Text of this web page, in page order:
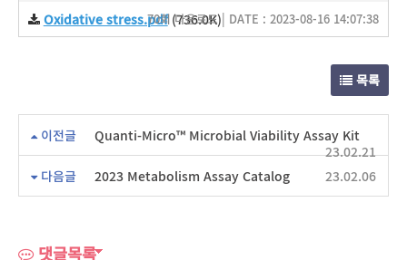
Oxidative stress.pdf(736.0K)
70회 다운로드 | DATE : 2023-08-16 14:07:38
목록
이전글
Quanti-Micro™ Microbial Viability Assay Kit
23.02.21
다음글
2023 Metabolism Assay Catalog 23.02.06
댓글목록